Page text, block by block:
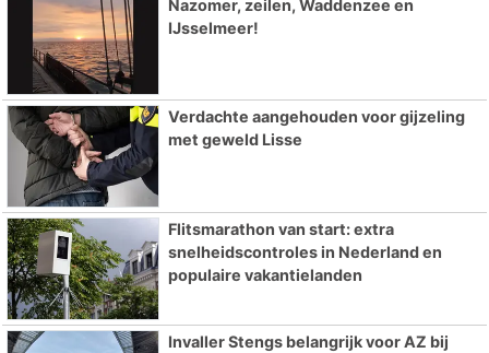
Nazomer, zeilen, Waddenzee en
IJsselmeer!
Verdachte aangehouden voor gijzeling
met geweld Lisse
Flitsmarathon van start: extra
snelheidscontroles in Nederland en
populaire vakantielanden
Invaller Stengs belangrijk voor AZ bij